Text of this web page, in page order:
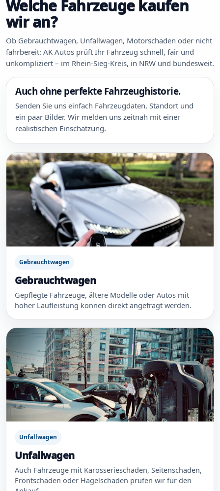
Welche Fahrzeuge kaufen
wir an?
Ob Gebrauchtwagen, Unfallwagen, Motorschaden oder nicht
fahrbereit: AK Autos prüft Ihr Fahrzeug schnell, fair und
unkompliziert – im Rhein-Sieg-Kreis, in NRW und bundesweit.
Auch ohne perfekte Fahrzeughistorie.
Senden Sie uns einfach Fahrzeugdaten, Standort und
ein paar Bilder. Wir melden uns zeitnah mit einer
realistischen Einschätzung.
Gebrauchtwagen
Gebrauchtwagen
Gepflegte Fahrzeuge, ältere Modelle oder Autos mit
hoher Laufleistung können direkt angefragt werden.
Unfallwagen
Unfallwagen
Auch Fahrzeuge mit Karosserieschaden, Seitenschaden,
Frontschaden oder Hagelschaden prüfen wir für den